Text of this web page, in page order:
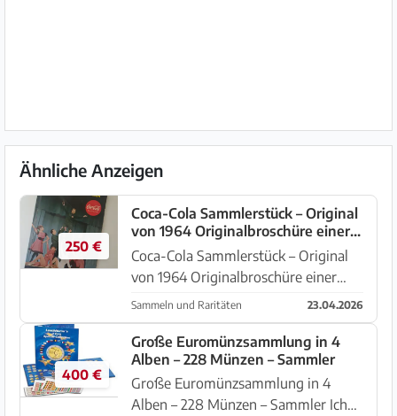
Ähnliche Anzeigen
250 €
Coca-Cola Sammlerstück – Original
von 1964 Originalbroschüre einer
Fahrverkäufer-Tagung
Coca-Cola Sammlerstück – Original
von 1964 Originalbroschüre einer
Fahrverkäufer-Tagung von 1964 der
Firma Coca-Cola. Deutsche Ausgabe.
Absolutes Einzelstück.
Firmeninternes Dokument – nicht im
Hand...
Sammeln und Raritäten 23.04.2026
400 €
Große Euromünzsammlung in 4
Alben – 228 Münzen – Sammler
Große Euromünzsammlung in 4
Alben – 228 Münzen – Sammler Ich